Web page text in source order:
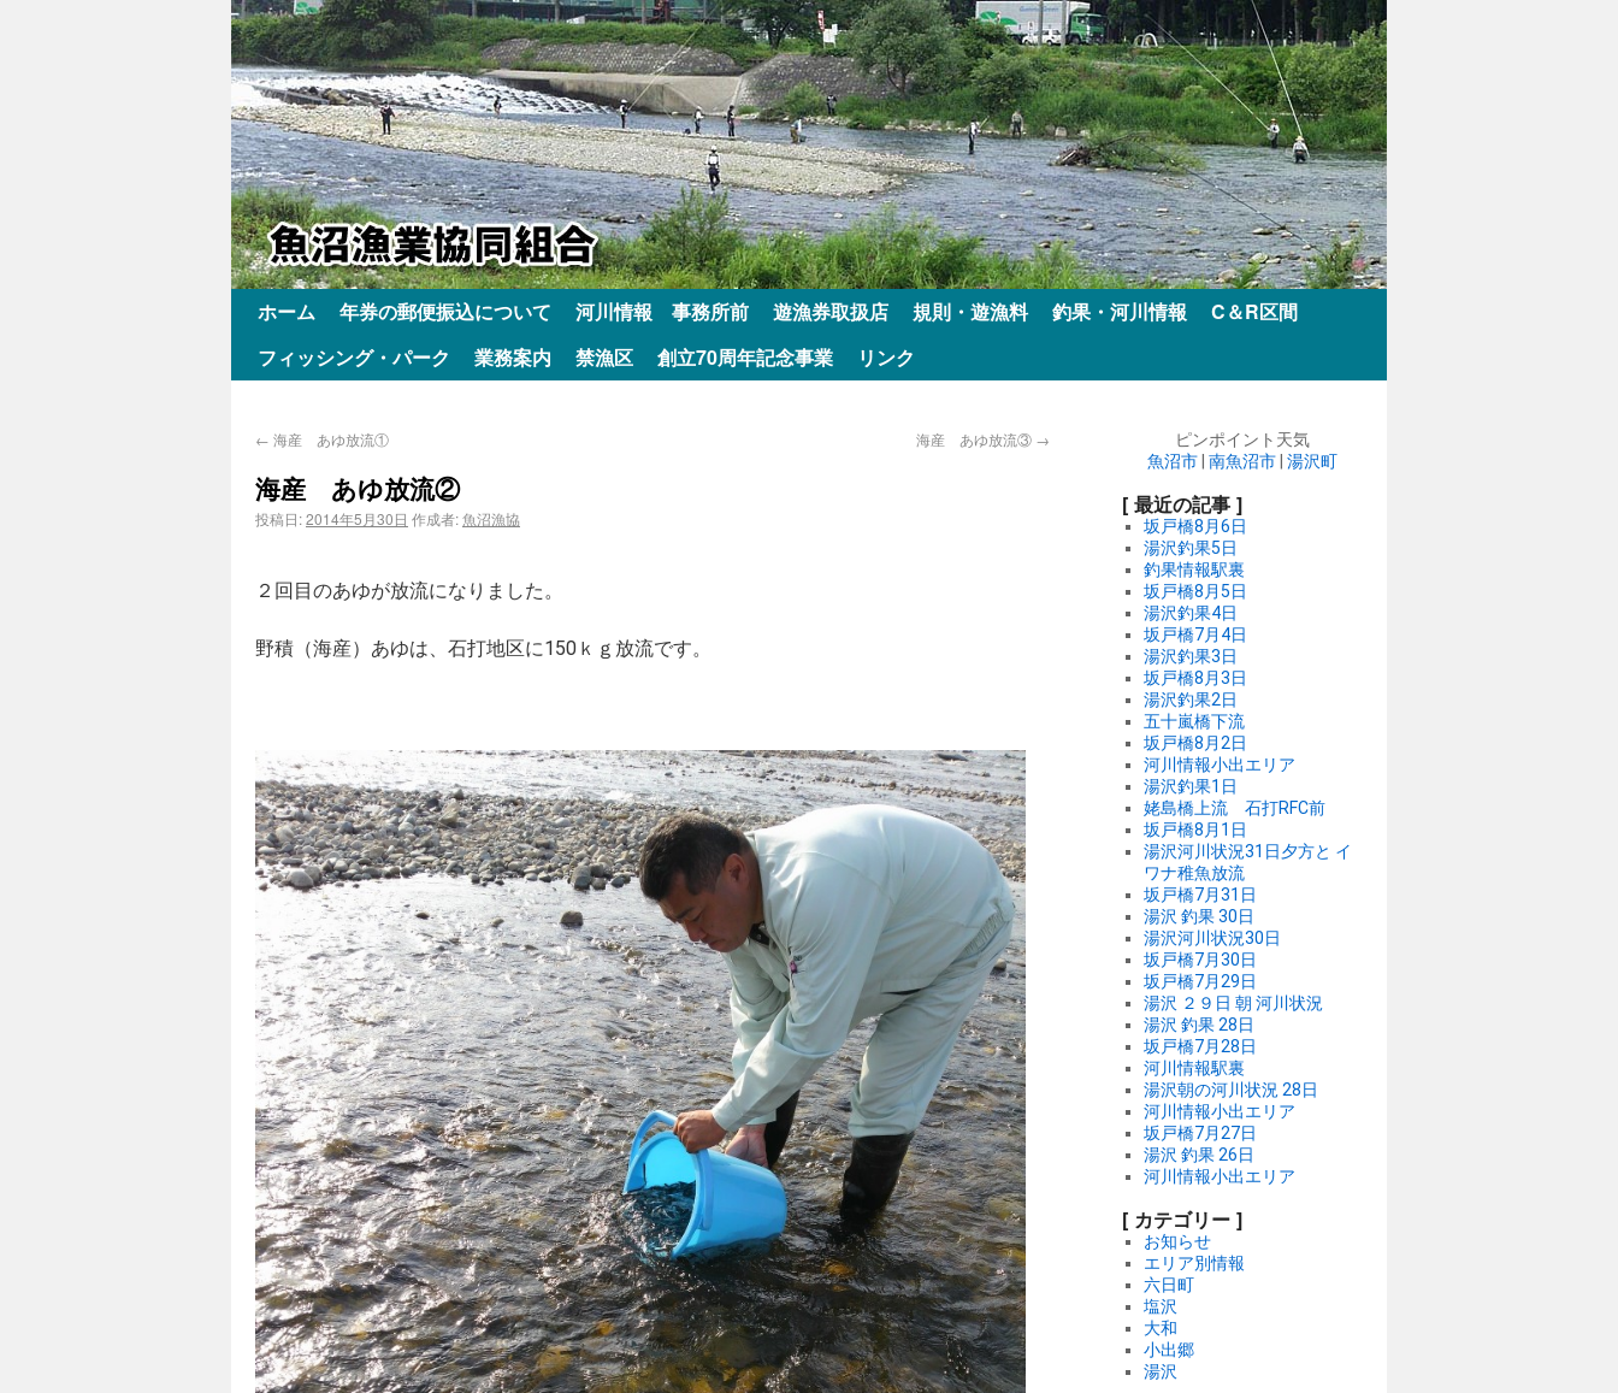
ホーム 年券の郵便振込について 河川情報 事務所前 遊漁券取扱店 規則・遊漁料 釣果・河川情報
C＆R区間
フィッシング・パーク
業務案内 禁漁区 創立70周年記念事業 リンク
← 海産 あゆ放流① 海産 あゆ放流③ →
海産 あゆ放流②
投稿日:2014年5月30日 作成者:魚沼漁協
２回目のあゆが放流になりました。
野積（海産）あゆは、石打地区に150ｋｇ放流です。
ピンポイント天気
魚沼市 南魚沼市 湯沢町
[ 最近の記事 ]
坂戸橋8月6日
湯沢釣果5日
釣果情報駅裏
坂戸橋8月5日
湯沢釣果4日
坂戸橋7月4日
湯沢釣果3日
坂戸橋8月3日
湯沢釣果2日
五十嵐橋下流
坂戸橋8月2日
河川情報小出エリア
湯沢釣果1日
姥島橋上流 石打RFC前
坂戸橋8月1日
湯沢河川状況31日夕方と イ
ワナ稚魚放流
坂戸橋7月31日
湯沢 釣果 30日
湯沢河川状況30日
坂戸橋7月30日
坂戸橋7月29日
湯沢 ２９日 朝 河川状況
湯沢 釣果 28日
坂戸橋7月28日
河川情報駅裏
湯沢朝の河川状況 28日
河川情報小出エリア
坂戸橋7月27日
湯沢 釣果 26日
河川情報小出エリア
[ カテゴリー ]
お知らせ
エリア別情報
六日町
塩沢
大和
小出郷
湯沢